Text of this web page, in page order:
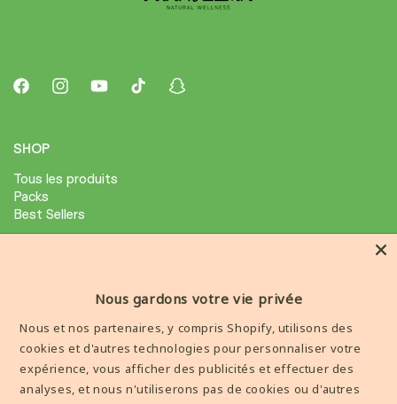
FacebookInstagramYouTubeTikTok Snapchat
SHOP
Tous les produits
Packs
Best Sellers
Mention legale
AIDE
Nous gardons votre vie privée
Nous et nos partenaires, y compris Shopify, utilisons des
cookies et d'autres technologies pour personnaliser votre
expérience, vous afficher des publicités et effectuer des
analyses, et nous n'utiliserons pas de cookies ou d'autres